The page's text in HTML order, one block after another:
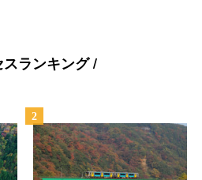
ランキング /